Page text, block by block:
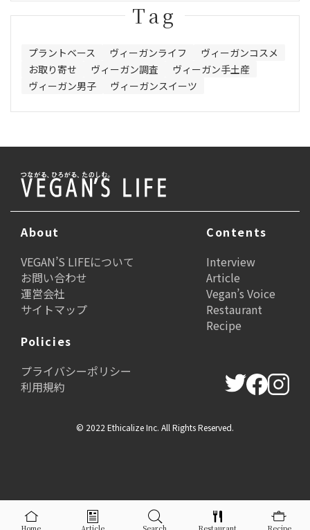
Tag
プラントベース ヴィーガンライフ
ヴィーガンコスメ
お取り寄せ
ヴィーガン調査
ヴィーガン手土産
ヴィーガン男子
ヴィーガンスイーツ
About
VEGAN’S LIFEについて
お問い合わせ
運営会社
サイトマップ
Contents
Interview
Article
Vegan’s Voice
Restaurant
Recipe
Policies
プライバシーポリシー
利用規約
© 2022 Ethicalize Inc. All Rights Reserved.